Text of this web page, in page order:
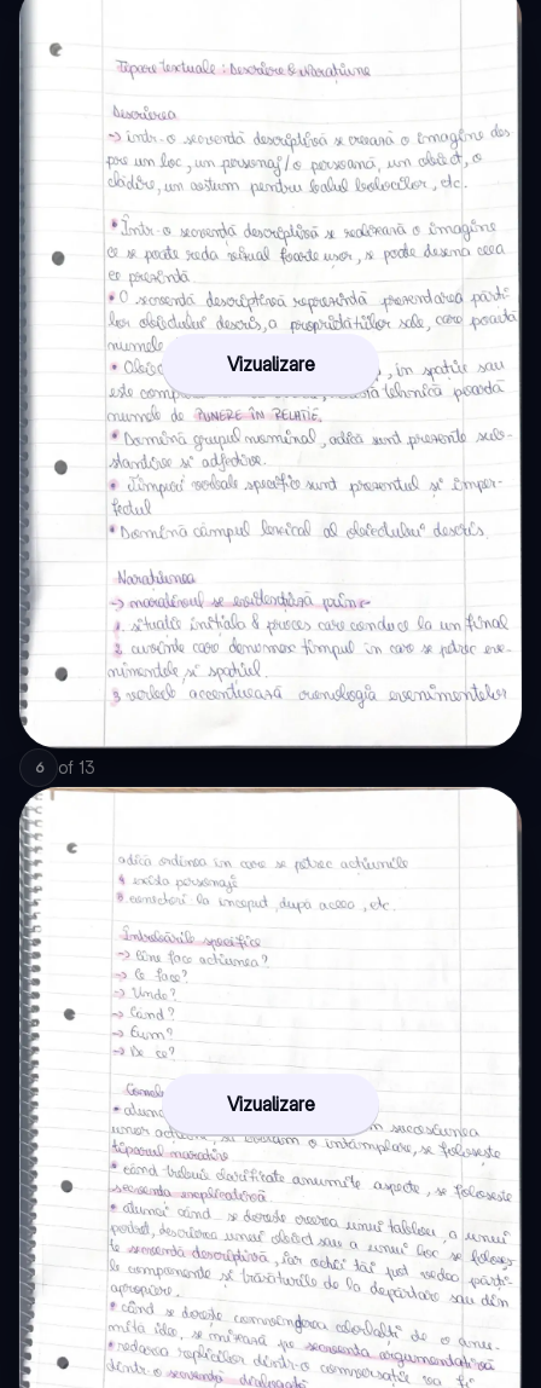
Vizualizare
6 of 13
Vizualizare